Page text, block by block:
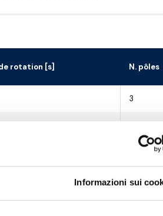
Informazioni sui
rotation [s] N. pôles
3